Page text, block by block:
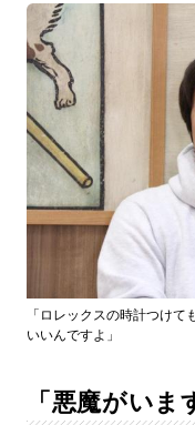
「ロレックスの時計つけ
いいんですよ」
「悪魔がいま